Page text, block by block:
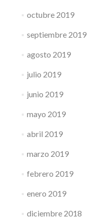
octubre 2019
septiembre 2019
agosto 2019
julio 2019
junio 2019
mayo 2019
abril 2019
marzo 2019
febrero 2019
enero 2019
diciembre 2018